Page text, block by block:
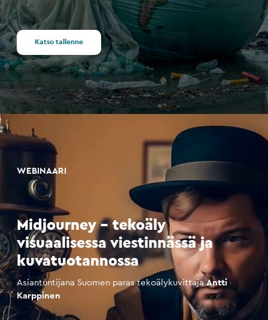
Katso tallenne
WEBINAARI
Midjourney – tekoäly
visuaalisessa viestinnässä ja
kuvatuotannossa
Asiantuntijana Suomen paras tekoälykuvittajaAntti
Karppinen